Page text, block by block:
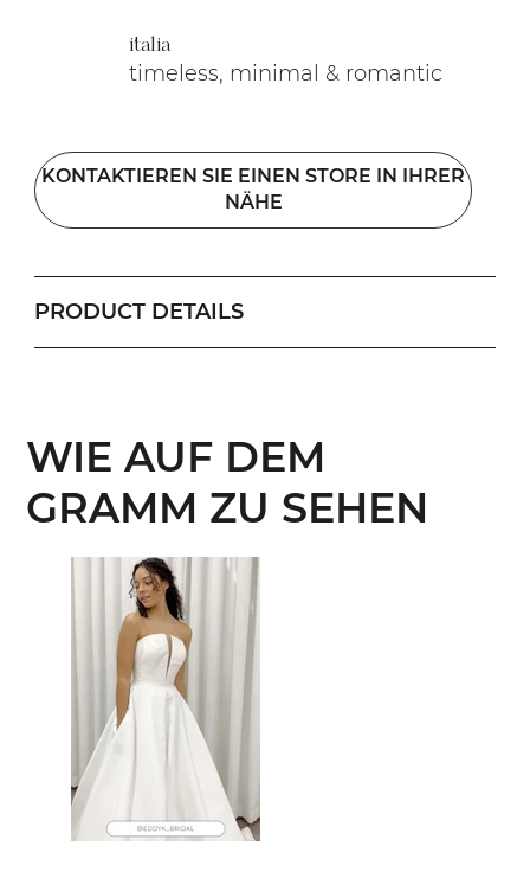
italia
timeless, minimal & romantic
KONTAKTIEREN SIE EINEN STORE IN IHRER
NÄHE
PRODUCT DETAILS
WIE AUF DEM
GRAMM ZU SEHEN